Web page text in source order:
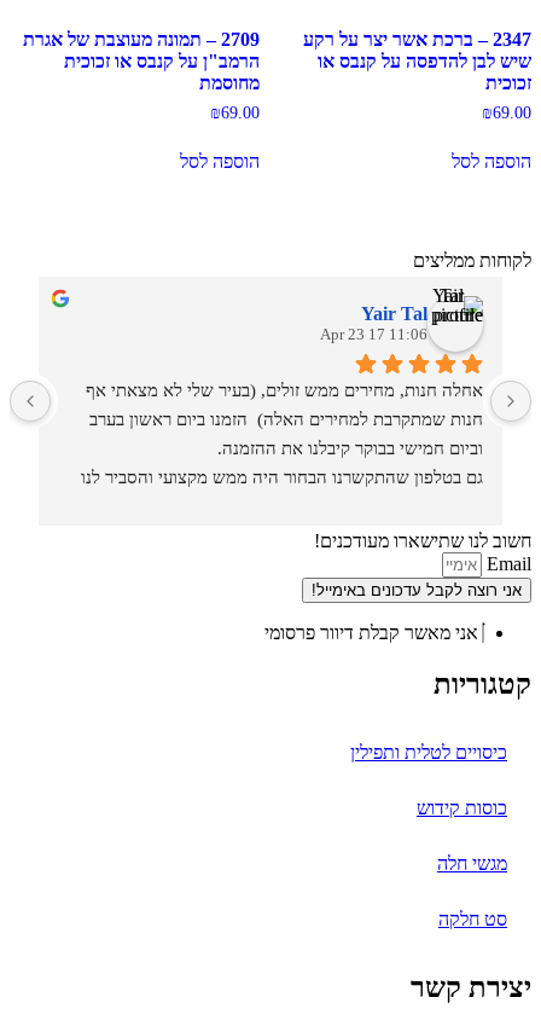
2347 – ברכת אשר יצר על רקע
שיש לבן להדפסה על קנבס או
זכוכית
₪69.00
הוספה לסל
2709 – תמונה מעוצבת של אגרת
הרמב"ן על קנבס או זכוכית
מחוסמת
₪69.00
הוספה לסל
לקוחות ממליצים
Yair Tal
11:06 17 Apr 23
וביום חמישי בבוקר קיבלנו את ההזמנה.
חשוב לנו שתישארו מעודכנים!
Email
אני רוצה לקבל עדכונים באימייל!
אני מאשר קבלת דיוור פרסומי
קטגוריות
כיסויים לטלית ותפילין
כוסות קידוש
מגשי חלה
סט חלקה
יצירת קשר